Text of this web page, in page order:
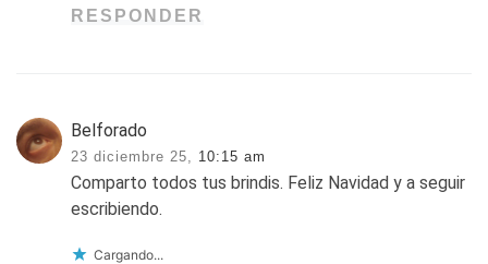
RESPONDER
Belforado
23 diciembre 25, 10:15 am
Comparto todos tus brindis. Feliz Navidad y a seguir
escribiendo.
Cargando...